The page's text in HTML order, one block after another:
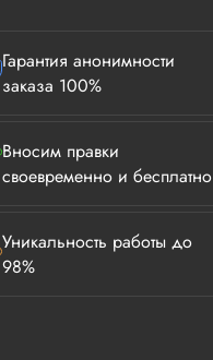
Гарантия анонимности
заказа 100%
Вносим правки
своевременно и бесплатно
Уникальность работы до
98%